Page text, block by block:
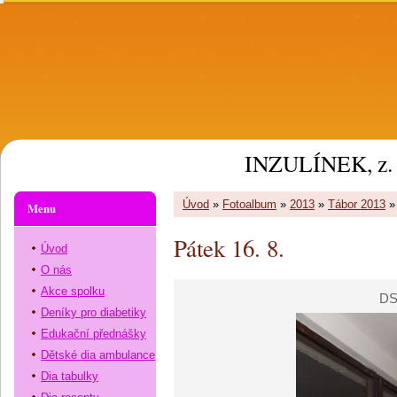
INZULÍNEK, z.
Úvod » Fotoalbum » 2013 » Tábor 2013
Pátek 16. 8.
Menu
Úvod
O nás
Akce spolku
Deníky pro diabetiky
Edukační přednášky
Dětské dia ambulance
Dia tabulky